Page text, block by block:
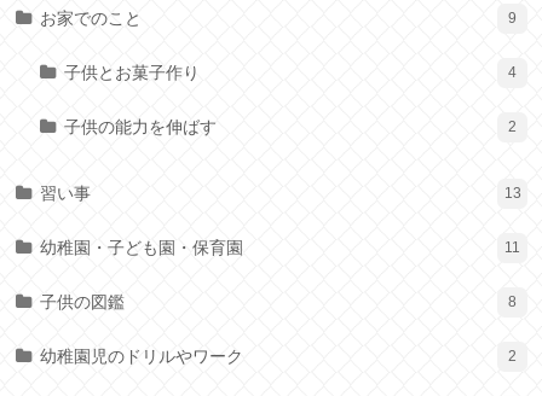
お家でのこと 9
子供とお菓子作り 4
子供の能力を伸ばす 2
習い事 13
幼稚園・子ども園・保育園 11
子供の図鑑 8
幼稚園児のドリルやワーク 2